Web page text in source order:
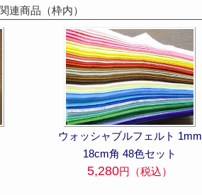
連商品（枠内）
ウォッシャブルフェルト 1mm
18cm角 48色セット
5,280円（税込）